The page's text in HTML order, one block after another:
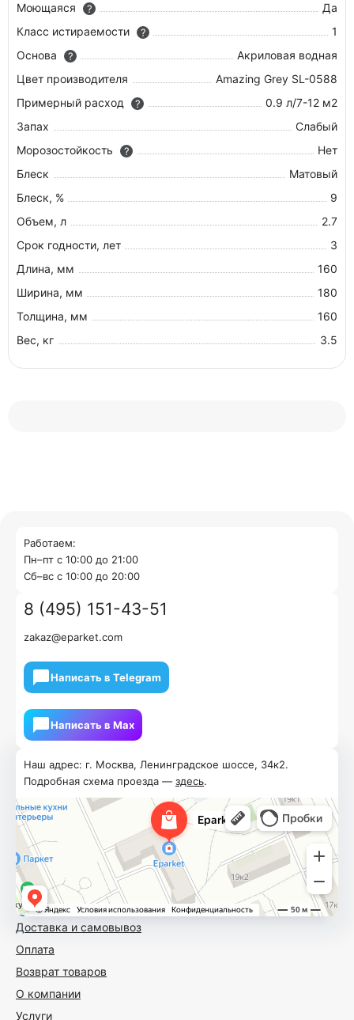
Моющаяся
?
Да
Класс истираемости
?
1
Основа
?
Акриловая водная
Цвет производителя
Amazing Grey SL-0588
Примерный расход
?
0.9 л/7-12 м2
Запах
Слабый
Морозостойкость
?
Нет
Блеск
Матовый
Блеск, %
9
Объем, л
2.7
Срок годности, лет
3
Длина, мм
160
Ширина, мм
180
Толщина, мм
160
Вес, кг
3.5
Доставка и самовывоз
Оплата
Возврат товаров
О компании
Услуги
Наш адрес: г. Москва, Ленинградское шоссе, 34к2.
Подробная схема проезда — здесь.
Работаем:
Пн–пт с 10:00 до 21:00
Cб–вс с 10:00 до 20:00
8 (495) 151-43-51
zakaz@eparket.com
Написать в Telegram
Написать в Мах